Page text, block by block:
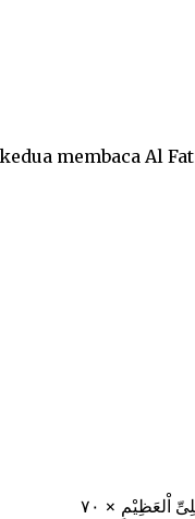
membaca Al
اْلعَظِيْمِ × ٧٠